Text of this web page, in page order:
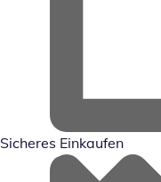
Sicheres Einkaufen